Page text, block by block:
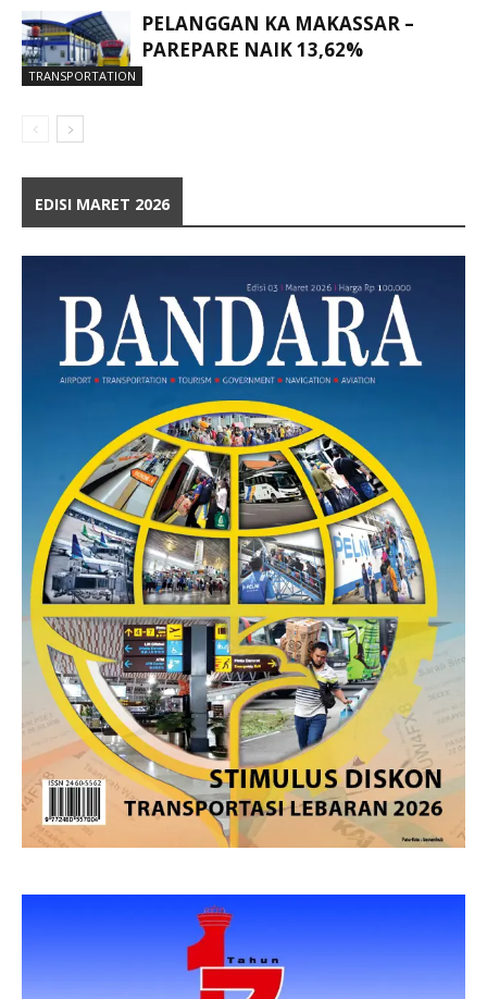
TRANSPORTATION
PELANGGAN KA MAKASSAR –
PAREPARE NAIK 13,62%
EDISI MARET 2026